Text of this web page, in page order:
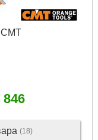
846
(18)